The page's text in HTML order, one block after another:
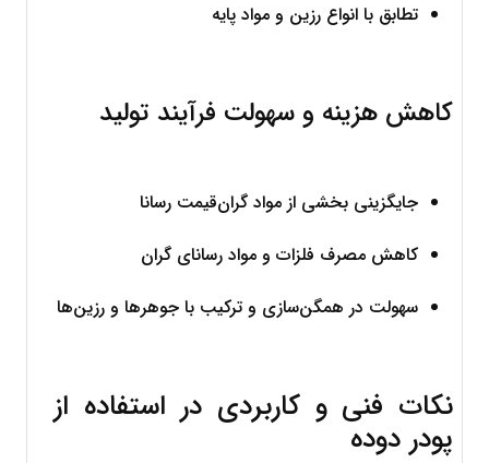
تطابق با انواع رزین و مواد پایه
کاهش هزینه و سهولت فرآیند تولید
جایگزینی بخشی از مواد گران‌قیمت رسانا
کاهش مصرف فلزات و مواد رسانای گران
سهولت در همگن‌سازی و ترکیب با جوهرها و رزین‌ها
پودر دوده